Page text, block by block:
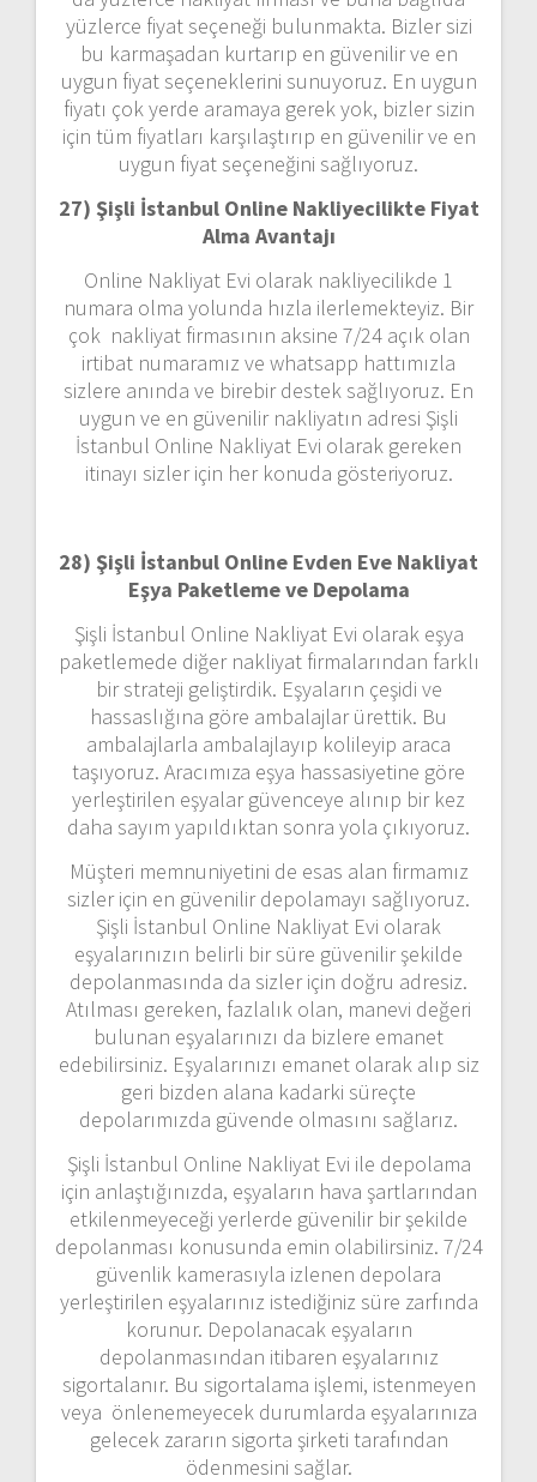
yüzlerce fiyat seçeneği bulunmakta. Bizler sizi
bu karmaşadan kurtarıp en güvenilir ve en
uygun fiyat seçeneklerini sunuyoruz. En uygun
fiyatı çok yerde aramaya gerek yok, bizler sizin
için tüm fiyatları karşılaştırıp en güvenilir ve en
uygun fiyat seçeneğini sağlıyoruz.
27) Şişli İstanbul Online Nakliyecilikte Fiyat
Alma Avantajı
Online Nakliyat Evi olarak nakliyecilikde 1
numara olma yolunda hızla ilerlemekteyiz. Bir
çok nakliyat firmasının aksine 7/24 açık olan
irtibat numaramız ve whatsapp hattımızla
sizlere anında ve birebir destek sağlıyoruz. En
uygun ve en güvenilir nakliyatın adresi Şişli
İstanbul Online Nakliyat Evi olarak gereken
itinayı sizler için her konuda gösteriyoruz.
28) Şişli İstanbul Online Evden Eve Nakliyat
Eşya Paketleme ve Depolama
Şişli İstanbul Online Nakliyat Evi olarak eşya
paketlemede diğer nakliyat firmalarından farklı
bir strateji geliştirdik. Eşyaların çeşidi ve
hassaslığına göre ambalajlar ürettik. Bu
ambalajlarla ambalajlayıp kolileyip araca
taşıyoruz. Aracımıza eşya hassasiyetine göre
yerleştirilen eşyalar güvenceye alınıp bir kez
daha sayım yapıldıktan sonra yola çıkıyoruz.
Müşteri memnuniyetini de esas alan firmamız
sizler için en güvenilir depolamayı sağlıyoruz.
Şişli İstanbul Online Nakliyat Evi olarak
eşyalarınızın belirli bir süre güvenilir şekilde
depolanmasında da sizler için doğru adresiz.
Atılması gereken, fazlalık olan, manevi değeri
bulunan eşyalarınızı da bizlere emanet
edebilirsiniz. Eşyalarınızı emanet olarak alıp siz
geri bizden alana kadarki süreçte
depolarımızda güvende olmasını sağlarız.
Şişli İstanbul Online Nakliyat Evi ile depolama
için anlaştığınızda, eşyaların hava şartlarından
etkilenmeyeceği yerlerde güvenilir bir şekilde
depolanması konusunda emin olabilirsiniz. 7/24
güvenlik kamerasıyla izlenen depolara
yerleştirilen eşyalarınız istediğiniz süre zarfında
korunur. Depolanacak eşyaların
depolanmasından itibaren eşyalarınız
sigortalanır. Bu sigortalama işlemi, istenmeyen
veya önlenemeyecek durumlarda eşyalarınıza
gelecek zararın sigorta şirketi tarafından
ödenmesini sağlar.